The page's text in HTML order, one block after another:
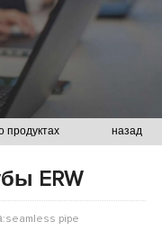
назад
продуктах
ERW
pipe